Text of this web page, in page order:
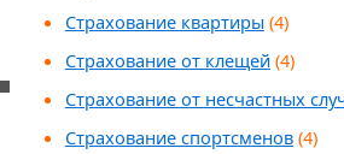
Страхование квартиры(4)
Страхование от клещей(4)
Страхование от несчастных
Страхование спортсменов(4)